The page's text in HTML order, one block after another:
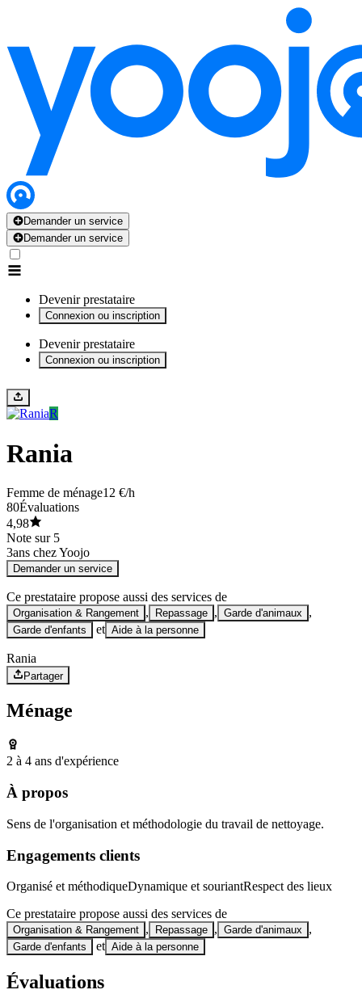
Demander un service
Demander un service
Devenir prestataire
Connexion ou inscription
Devenir prestataire
Connexion ou inscription
R
Rania
Femme de ménage12 €/h
80Évaluations
4,98
Note sur 5
3ans chez Yoojo
Demander un service
Ce prestataire propose aussi des services de
Organisation & Rangement , Repassage , Garde d'animaux ,
Garde d'enfants et Aide à la personne
Rania
Partager
Ménage
2 à 4 ans d'expérience
À propos
Sens de l'organisation et méthodologie du travail de nettoyage.
Engagements clients
Organisé et méthodiqueDynamique et souriantRespect des lieux
Ce prestataire propose aussi des services de
Organisation & Rangement , Repassage , Garde d'animaux ,
Garde d'enfants et Aide à la personne
Évaluations